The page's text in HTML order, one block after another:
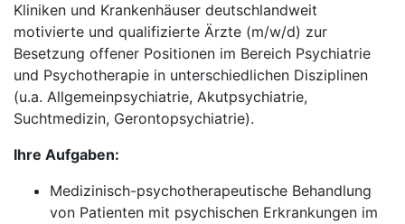
Kliniken und Krankenhäuser deutschlandweit
motivierte und qualifizierte Ärzte (m/w/d) zur
Besetzung offener Positionen im Bereich Psychiatrie
und Psychotherapie in unterschiedlichen Disziplinen
(u.a. Allgemeinpsychiatrie, Akutpsychiatrie,
Suchtmedizin, Gerontopsychiatrie).
Ihre Aufgaben:
Medizinisch-psychotherapeutische Behandlung
von Patienten mit psychischen Erkrankungen im